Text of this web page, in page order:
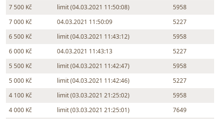
7 500 Kč
limit (04.03.2021 11:50:08)
5958
7 000 Kč
04.03.2021 11:50:09
5227
6 500 Kč
limit (04.03.2021 11:43:12)
5958
6 000 Kč
04.03.2021 11:43:13
5227
5 500 Kč
limit (04.03.2021 11:42:47)
5958
5 000 Kč
limit (04.03.2021 11:42:46)
5227
4 100 Kč
limit (03.03.2021 21:25:02)
5958
4 000 Kč
limit (03.03.2021 21:25:01)
7649